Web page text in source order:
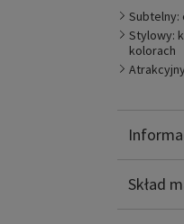
Subtelny:
Stylowy:
kolorach
Skład